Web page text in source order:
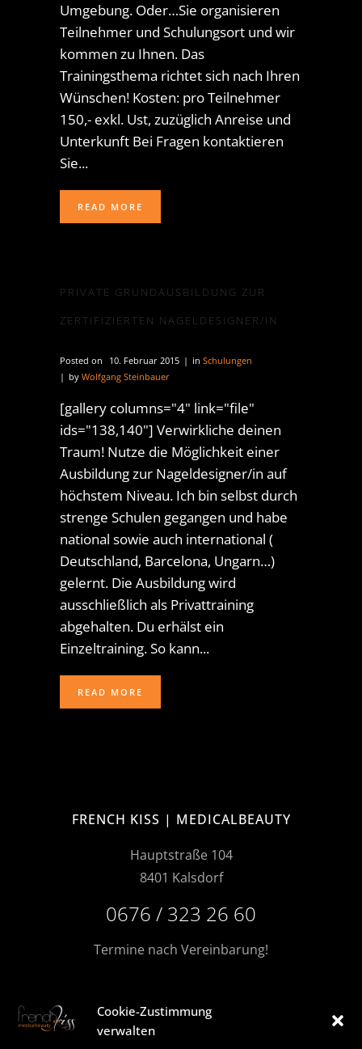
Cookie-Zustimmung
verwalten
Umgebung. Oder…Sie organisieren
Teilnehmer und Schulungsort und wir
kommen zu Ihnen. Das
Trainingsthema richtet sich nach Ihren
Wünschen! Kosten: pro Teilnehmer
150,- exkl. Ust, zuzüglich Anreise und
Unterkunft Bei Fragen kontaktieren
Sie...
READ MORE
PRIVATE GRUNDAUSBILDUNG ZUR
ZERTIFIZIERTEN NAGELDESIGNER/IN
Posted on 10. Februar 2015 in Schulungen
by Wolfgang Steinbauer
[gallery columns="4" link="file"
ids="138,140"] Verwirkliche deinen
Traum! Nutze die Möglichkeit einer
Ausbildung zur Nageldesigner/in auf
höchstem Niveau. Ich bin selbst durch
strenge Schulen gegangen und habe
national sowie auch international (
Deutschland, Barcelona, Ungarn…)
gelernt. Die Ausbildung wird
ausschließlich als Privattraining
abgehalten. Du erhälst ein
Einzeltraining. So kann...
READ MORE
FRENCH KISS | MEDICALBEAUTY
Hauptstraße 104
8401 Kalsdorf
0676 / 323 26 60
Termine nach Vereinbarung!
MORE FRENCHKISS